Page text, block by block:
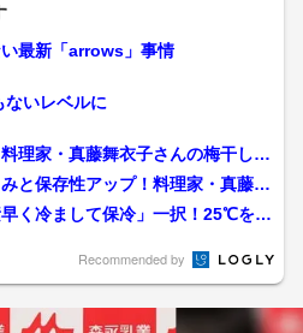
最新「arrows」事情
いレベルに
理家・真藤舞衣子さんの梅干しで
と保存性アップ！料理家・真藤舞
く冷まして保冷」一択！25℃を超
Recommended by